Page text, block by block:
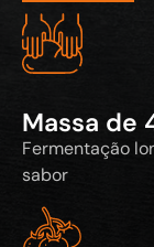
Massa de
Fermentação
sabor